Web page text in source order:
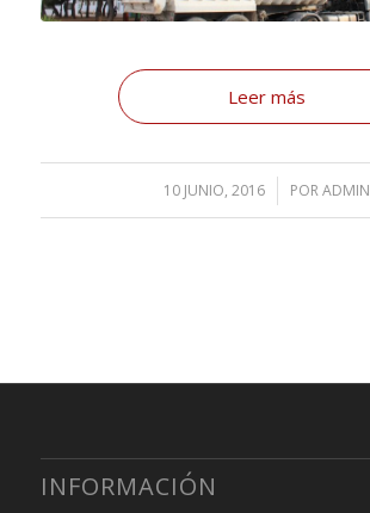
Leer más
10 JUNIO, 2016
/ PORADMIN
INFORMACIÓN